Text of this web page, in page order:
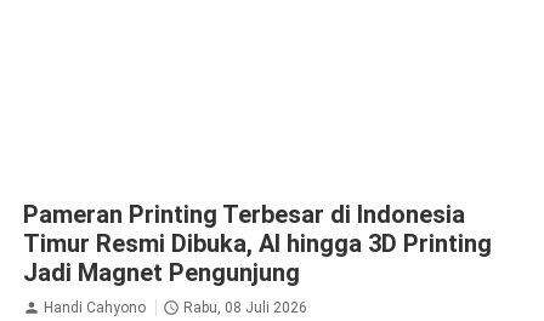
Pameran Printing Terbesar di Indonesia
Timur Resmi Dibuka, AI hingga 3D Printing
Jadi Magnet Pengunjung
Handi Cahyono Rabu, 08 Juli 2026